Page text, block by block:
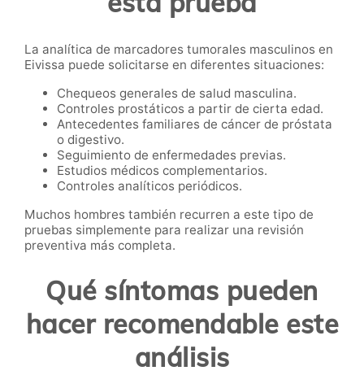
La analítica de marcadores tumorales masculinos en
Eivissa puede solicitarse en diferentes situaciones:
Chequeos generales de salud masculina.
Controles prostáticos a partir de cierta edad.
Antecedentes familiares de cáncer de próstata
o digestivo.
Seguimiento de enfermedades previas.
Estudios médicos complementarios.
Controles analíticos periódicos.
Muchos hombres también recurren a este tipo de
pruebas simplemente para realizar una revisión
preventiva más completa.
Qué síntomas pueden
hacer recomendable este
análisis